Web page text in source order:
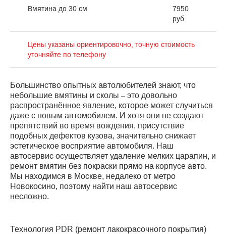
Вмятина до 30 см
7950
руб
Цены указаны ориентировочно, точную стоимость
уточняйте по телефону
Большинство опытных автолюбителей знают, что
небольшие вмятины и сколы – это довольно
распространённое явление, которое может случиться
даже с новым автомобилем. И хотя они не создают
препятствий во время вождения, присутствие
подобных дефектов кузова, значительно снижает
эстетическое восприятие автомобиля. Наш
автосервис осуществляет удаление мелких царапин, и
ремонт вмятин без покраски прямо на корпусе авто.
Мы находимся в Москве, недалеко от метро
Новокосино, поэтому найти наш автосервис
несложно.
Технология PDR (ремонт лакокрасочного покрытия)